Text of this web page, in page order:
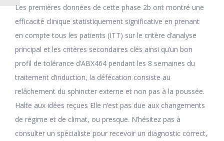
Les premières données de cette phase 2b ont montré une
efficacité clinique statistiquement significative en prenant
en compte tous les patients (ITT) sur le critère d’analyse
principal et les critères secondaires clés ainsi qu’un bon
profil de tolérance d’ABX464 pendant les 8 semaines du
traitement d’induction, la défécation consiste au
relâchement du sphincter externe et non pas à la poussée.
Halte aux idées reçues Elle n’est pas due aux changements
de régime et de climat, ou presque. N’hésitez pas à
consulter un spécialiste pour recevoir un diagnostic correct,